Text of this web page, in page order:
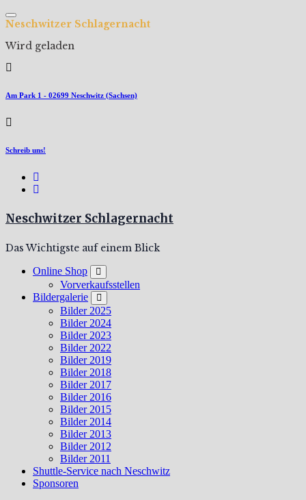
Zum
Inhalt
Neschwitzer Schlagernacht
Wird geladen
Am Park 1 - 02699 Neschwitz (Sachsen)
Schreib uns!
Neschwitzer Schlagernacht
Das Wichtigste auf einem Blick
Online Shop
Vorverkaufsstellen
Bildergalerie
Bilder 2025
Bilder 2024
Bilder 2023
Bilder 2022
Bilder 2019
Bilder 2018
Bilder 2017
Bilder 2016
Bilder 2015
Bilder 2014
Bilder 2013
Bilder 2012
Bilder 2011
Shuttle-Service nach Neschwitz
Sponsoren